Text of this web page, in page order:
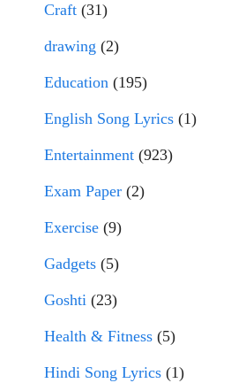
Craft (31)
drawing (2)
Education (195)
English Song Lyrics (1)
Entertainment (923)
Exam Paper (2)
Exercise (9)
Gadgets (5)
Goshti (23)
Health & Fitness (5)
Hindi Song Lyrics (1)